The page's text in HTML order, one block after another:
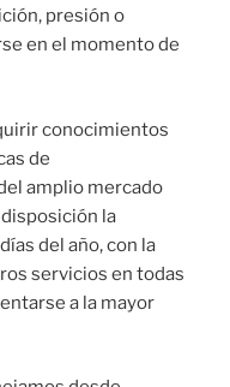
presión o
en el momento de
conocimientos
de
amplio mercado
la
del año, con la
servicios en todas
a la mayor